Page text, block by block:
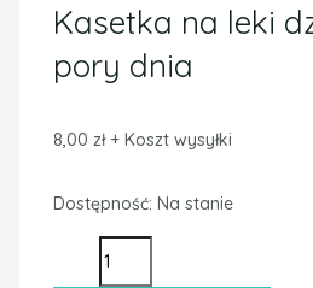
Kasetka na leki
pory dnia
8,00 zł + Koszt wysyłki
Dostępność: Na stanie